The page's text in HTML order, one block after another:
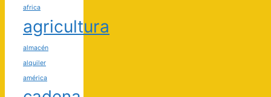
africa
agricultura
almacén
alquiler
américa